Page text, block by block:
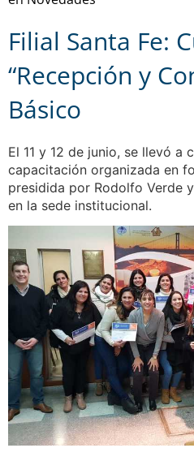
Filial Santa Fe:
“Recepción y
Básico
El 11 y 12 de junio, se llevó a
capacitación organizada en
presidida por Rodolfo Verde
en la sede institucional.